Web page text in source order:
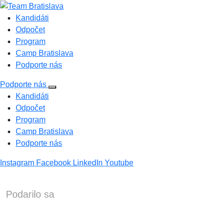
Kandidáti
Odpočet
Program
Camp Bratislava
Podporte nás
Podporte nás
Kandidáti
Odpočet
Program
Camp Bratislava
Podporte nás
Instagram Facebook LinkedIn Youtube
Podarilo sa